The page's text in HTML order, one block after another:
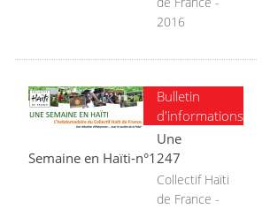
2016
Bulletin
d'informations
Une
Semaine en Haïti-n°1247
Collectif Haïti
de France -